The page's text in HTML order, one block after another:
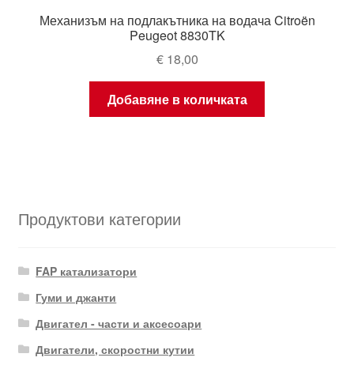
Механизъм на подлакътника на водача Citroën
Peugeot 8830TK
€18,00
Добавяне в количката
Продуктови категории
FAP катализатори
Гуми и джанти
Двигател - части и аксесоари
Двигатели, скоростни кутии